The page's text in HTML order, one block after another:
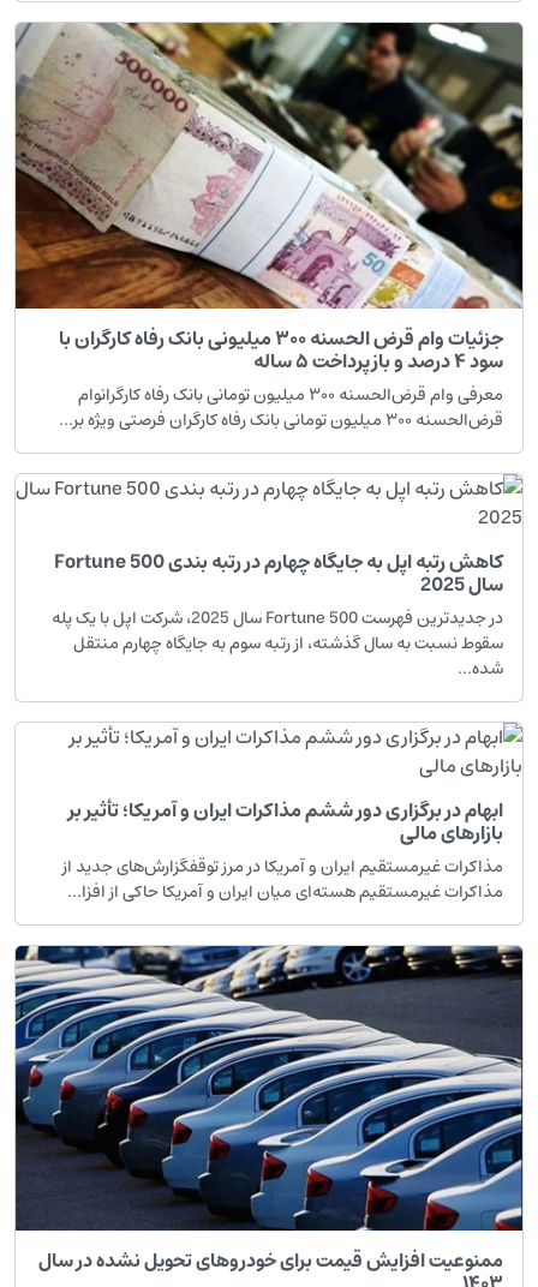
جزئیات وام قرض الحسنه ۳۰۰ میلیونی بانک رفاه کارگران با
سود ۴ درصد و بازپرداخت ۵ ساله
معرفی وام قرض‌الحسنه ۳۰۰ میلیون تومانی بانک رفاه کارگرانوام
قرض‌الحسنه ۳۰۰ میلیون تومانی بانک رفاه کارگران فرصتی ویژه بر...
کاهش رتبه اپل به جایگاه چهارم در رتبه بندی Fortune 500
سال 2025
در جدیدترین فهرست Fortune 500 سال 2025، شرکت اپل با یک پله
سقوط نسبت به سال گذشته، از رتبه سوم به جایگاه چهارم منتقل
شده...
ابهام در برگزاری دور ششم مذاکرات ایران و آمریکا؛ تأثیر بر
بازارهای مالی
مذاکرات غیرمستقیم ایران و آمریکا در مرز توقفگزارش‌های جدید از
مذاکرات غیرمستقیم هسته‌ای میان ایران و آمریکا حاکی از افزا...
ممنوعیت افزایش قیمت برای خودروهای تحویل نشده در سال